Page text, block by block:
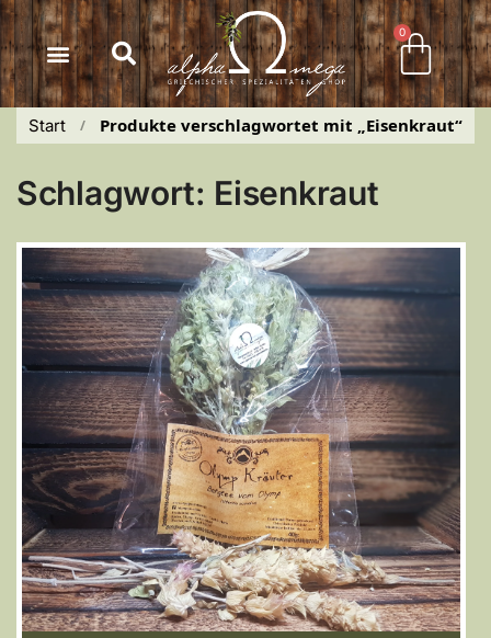
springen
0
Start / Produkte verschlagwortet mit „Eisenkraut“
Schlagwort: Eisenkraut